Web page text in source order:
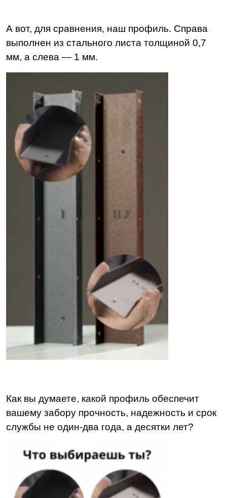
А вот, для сравнения, наш профиль. Справа
выполнен из стального листа толщиной 0,7
мм, а слева — 1 мм.
Как вы думаете, какой профиль обеспечит
вашему забору прочность, надежность и срок
службы не один-два года, а десятки лет?